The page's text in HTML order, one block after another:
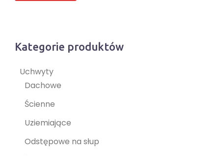
Kategorie produktów
Uchwyty
Dachowe
Ścienne
Uziemiające
Odstępowe na słup